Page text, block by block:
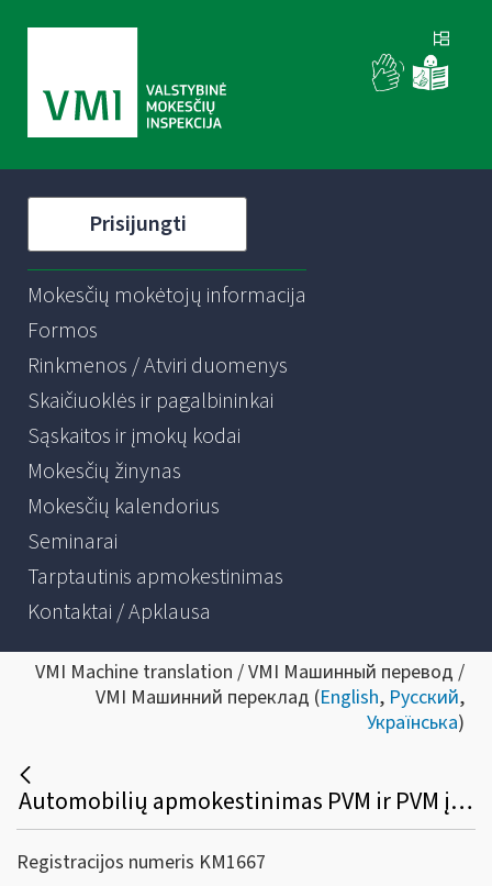
Prisijungti
Mokesčių mokėtojų informacija
Formos
Rinkmenos / Atviri duomenys
Skaičiuoklės ir pagalbininkai
Sąskaitos ir įmokų kodai
Mokesčių žinynas
Mokesčių kalendorius
Seminarai
Tarptautinis apmokestinimas
Kontaktai / Apklausa
VMI Machine translation / VMI Машинный перевод /
VMI Машинний переклад (English, Русский,
Українська)
Automobilių apmokestinimas PVM ir PVM įstatymo pakeitimai nuo 2019 m.
Registracijos numeris KM1667